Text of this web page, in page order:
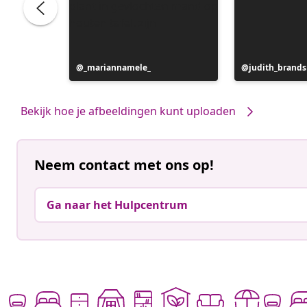
Bericht
gepubliceerd
_mariannamele_
Bericht
gepubliceerd
Bekijk hoe je afbeeldingen kunt uploaden
Neem contact met ons op!
Ga naar het Hulpcentrum